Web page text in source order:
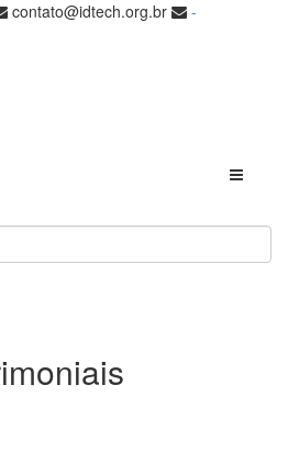
contato@idtech.org.br
-
Toggle